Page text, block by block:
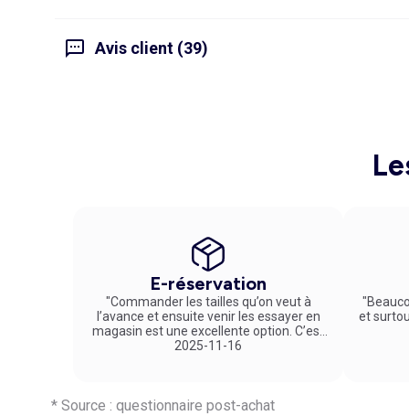
Avis client (39)
E-réservation
"Commander les tailles qu’on veut à
l’avance et ensuite venir les essayer en
magasin est une excellente option. C’est
un service vraiment pratique et agréable
2025-11-16
et
* Source : questionnaire post-achat